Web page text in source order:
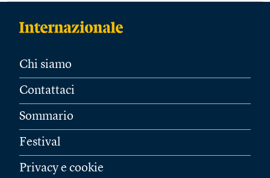
Chi siamo
Contattaci
Sommario
Festival
Privacy e cookie